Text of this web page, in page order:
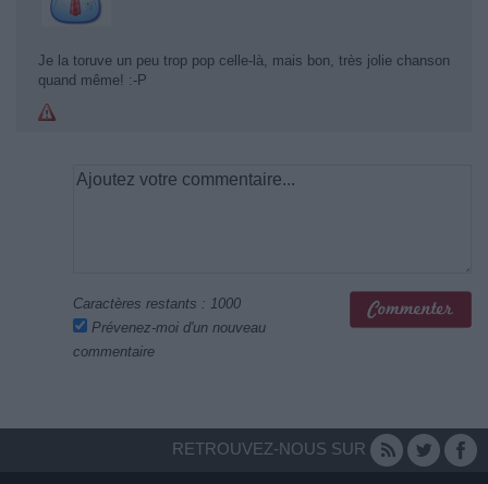
Je la toruve un peu trop pop celle-là, mais bon, très jolie chanson
quand même! :-P
Caractères restants : 1000
Prévenez-moi d'un nouveau
commentaire
RETROUVEZ-NOUS SUR